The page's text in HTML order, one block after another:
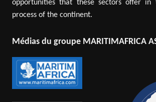
opportunities that these sectors offer in
process of the continent.
Médias du groupe MARITIMAFRICA